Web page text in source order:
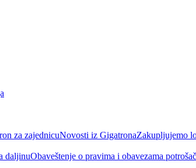
za zajednicuNovosti iz GigatronaZakupljujemo
daljinuObaveštenje o pravima i obavezama